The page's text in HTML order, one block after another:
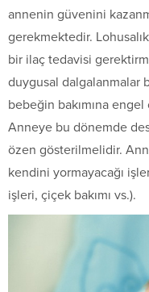
annenin güvenini
gerekmektedir.
bir ilaç tedavisi
duygusal dalgalanma­lar
bebeğin bakımına
Anneye bu dönemde
özen gösterilmelidir.
kendini yormayacağı
işleri, çi­çek bakımı vs.).